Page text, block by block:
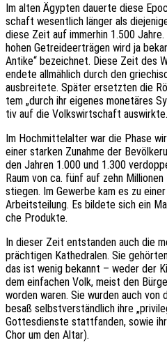
Im alten Ägyp­ten dauer­te diese
schaft wesent­lich länger als
diese Zeit auf immer­hin 1.500
hohen Getrei­de­er­trä­gen wird ja
Antike“ bezeich­net. Diese Zeit des
endete allmäh­lich durch den
ausbrei­te­te. Später ersetz­ten die
tem „durch ihr eige­nes mone­tä­res
tiv auf die Volks­wirt­schaft auswirkte.
Im Hoch­mit­tel­al­ter war die Phase
einer star­ken Zunah­me der
den Jahren 1.000 und 1.300
Raum von ca. fünf auf zehn
stie­gen. Im Gewer­be kam es zu
Arbeits­tei­lung. Es bilde­te sich ein
che Produkte.
In dieser Zeit entstan­den auch die
präch­ti­gen Kathe­dra­len. Sie
das ist wenig bekannt – weder der
dem einfa­chen Volk, meist den
worden waren. Sie wurden auch von
besaß selbst­ver­ständ­lich ihre
Gottes­diens­te statt­fan­den, sowie
Chor um den Altar).